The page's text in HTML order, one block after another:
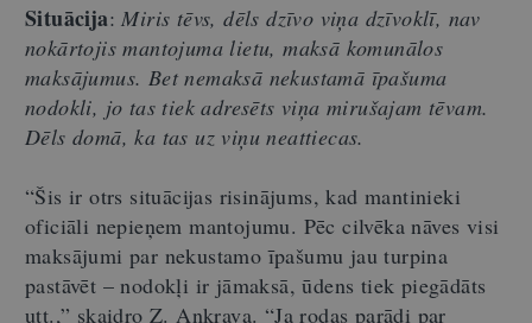
Situācija: Miris tēvs, dēls dzīvo viņa dzīvoklī, nav
nokārtojis mantojuma lietu, maksā komunālos
maksājumus. Bet nemaksā nekustamā īpašuma
nodokli, jo tas tiek adresēts viņa mirušajam tēvam.
Dēls domā, ka tas uz viņu neattiecas.
“Šis ir otrs situācijas risinājums, kad mantinieki
oficiāli nepieņem mantojumu. Pēc cilvēka nāves visi
maksājumi par nekustamo īpašumu jau turpina
pastāvēt – nodokļi ir jāmaksā, ūdens tiek piegādāts
utt.,” skaidro Z. Ankrava. “Ja rodas parādi par